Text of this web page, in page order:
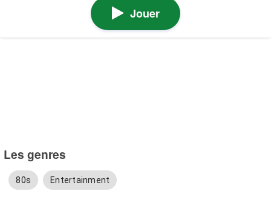
Jouer
Les genres
80s Entertainment